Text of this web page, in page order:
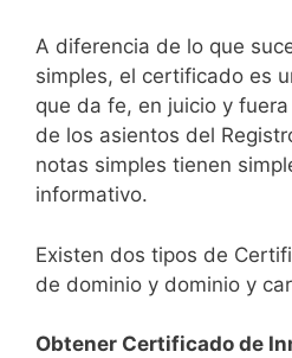
A diferencia de lo que
simples, el certificado es
que da fe, en juicio y
de los asientos del
notas simples tienen
informativo.
Existen dos tipos de
de dominio y dominio y
Obtener Certificado de